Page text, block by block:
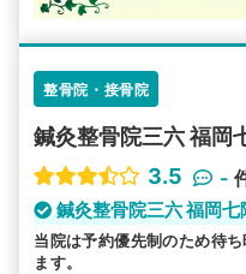
整骨院・接骨院
鍼灸整骨院三六 福岡
3.5
-
鍼灸整骨院三六 福岡
当院は予約優先制のため待
ます。